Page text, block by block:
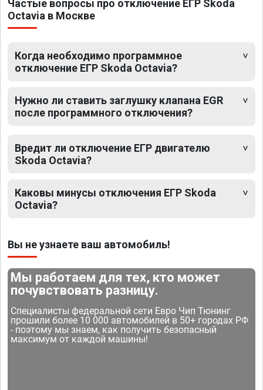
Частые вопросы про отключение ЕГР Skoda
Octavia в Москве
Когда необходимо программное
отключение ЕГР Skoda Octavia?
Нужно ли ставить заглушку клапана EGR
после программного отключения?
Вредит ли отключение ЕГР двигателю
Skoda Octavia?
Каковы минусы отключения ЕГР Skoda
Octavia?
Вы не узнаете ваш автомобиль!
Мы работаем для тех, кто может
почувствовать разницу.
Специалисты федеральной сети Евро Чип Тюнинг
прошили более 10 000 автомобилей в 50+ городах РФ
- поэтому мы знаем, как получить безопасный
максимум от каждой машины!